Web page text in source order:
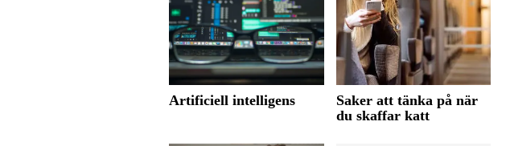
Artificiell intelligens
Saker att tänka på när
du skaffar katt